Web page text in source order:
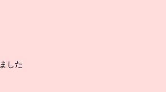
した